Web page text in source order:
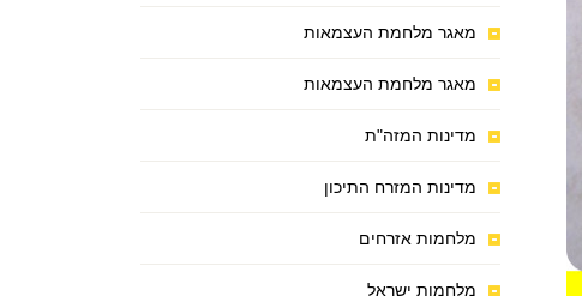
מאגר מלחמת העצמאות
מאגר מלחמת העצמאות
מדינות המזה"ת
מדינות המזרח התיכון
מלחמות אזרחים
מלחמות ישראל